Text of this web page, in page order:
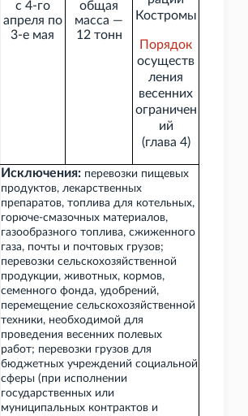
с 4-го
апреля по
3-е мая
общая
масса —
12 тонн
Костромы
Порядок
осуществ
ления
весенних
ограничен
ий
(глава 4)
Исключения: перевозки пищевых
продуктов, лекарственных
препаратов, топлива для котельных,
горюче-смазочных материалов,
газообразного топлива, сжиженного
газа, почты и почтовых грузов;
перевозки сельскохозяйственной
продукции, животных, кормов,
семенного фонда, удобрений,
перемещение сельскохозяйственной
техники, необходимой для
проведения весенних полевых
работ; перевозки грузов для
бюджетных учреждений социальной
сферы (при исполнении
государственных или
муниципальных контрактов и